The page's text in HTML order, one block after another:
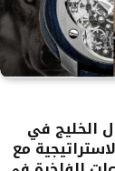
الخليج في
مع